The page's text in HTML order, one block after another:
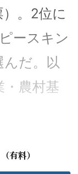
。2位に
ースキン
だ。以
・農村基
有料）